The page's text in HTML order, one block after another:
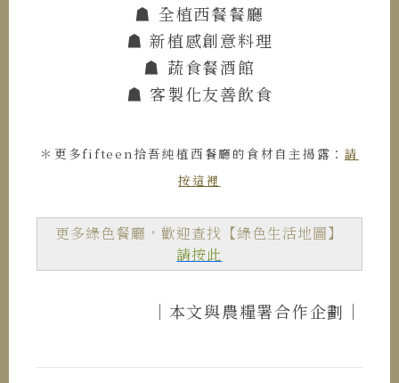
☗ 全植西餐餐廳
☗ 新植感創意料理
☗ 蔬食餐酒館
☗ 客製化友善飲食
＊更多fifteen拾吾純植西餐廳的食材自主揭露：請
按這裡
更多綠色餐廳，歡迎查找【綠色生活地圖】
請按此
｜本文與農糧署合作企劃｜